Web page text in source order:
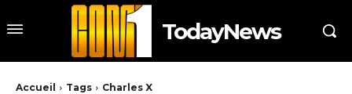
TodayNews
Accueil Tags Charles X